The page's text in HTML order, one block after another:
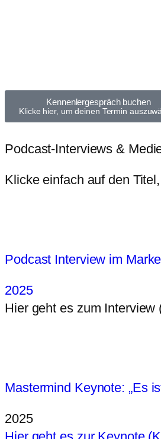
Kennenlergespräch buchen
Klicke hier, um deinen Termin
Podcast-Interviews &
Klicke einfach auf den
Podcast Interview im
2025
Hier geht es zum Interview
Mastermind Keynote: „Es
2025